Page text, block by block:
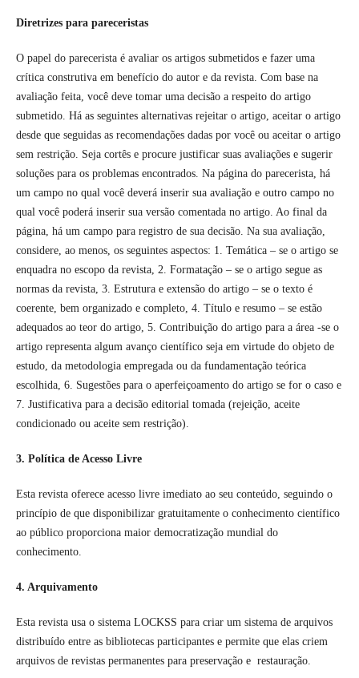
Diretrizes para pareceristas
O papel do parecerista é avaliar os artigos submetidos e fazer uma
crítica construtiva em benefício do autor e da revista. Com base na
avaliação feita, você deve tomar uma decisão a respeito do artigo
submetido. Há as seguintes alternativas rejeitar o artigo, aceitar o artigo
desde que seguidas as recomendações dadas por você ou aceitar o artigo
sem restrição. Seja cortês e procure justificar suas avaliações e sugerir
soluções para os problemas encontrados. Na página do parecerista, há
um campo no qual você deverá inserir sua avaliação e outro campo no
qual você poderá inserir sua versão comentada no artigo. Ao final da
página, há um campo para registro de sua decisão. Na sua avaliação,
considere, ao menos, os seguintes aspectos: 1. Temática – se o artigo se
enquadra no escopo da revista, 2. Formatação – se o artigo segue as
normas da revista, 3. Estrutura e extensão do artigo – se o texto é
coerente, bem organizado e completo, 4. Título e resumo – se estão
adequados ao teor do artigo, 5. Contribuição do artigo para a área -se o
artigo representa algum avanço científico seja em virtude do objeto de
estudo, da metodologia empregada ou da fundamentação teórica
escolhida, 6. Sugestões para o aperfeiçoamento do artigo se for o caso e
7. Justificativa para a decisão editorial tomada (rejeição, aceite
condicionado ou aceite sem restrição).
3. Política de Acesso Livre
Esta revista oferece acesso livre imediato ao seu conteúdo, seguindo o
princípio de que disponibilizar gratuitamente o conhecimento científico
ao público proporciona maior democratização mundial do
conhecimento.
4. Arquivamento
Esta revista usa o sistema LOCKSS para criar um sistema de arquivos
distribuído entre as bibliotecas participantes e permite que elas criem
arquivos de revistas permanentes para preservação e restauração.